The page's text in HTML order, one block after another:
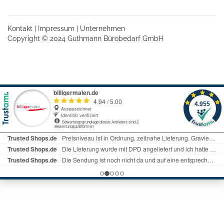
Kontakt Impressum
Unternehmen
Copyright © 2024 Guthmann Bürobedarf GmbH